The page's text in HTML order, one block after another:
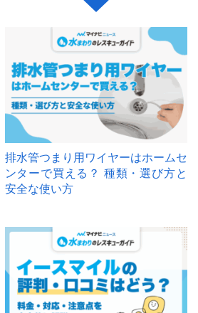
排水管つまり用ワイヤーはホームセ
ンターで買える？ 種類・選び方と
安全な使い方